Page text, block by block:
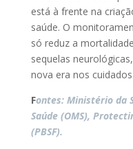
está à frente na
saúde. O
só reduz a
sequelas
nova era nos
Fontes: Ministério da
Saúde (OMS),
(PBSF).